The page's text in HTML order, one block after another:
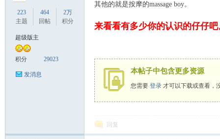
223
主题
464
回帖
2万
积分
超级版主
积分 29023
发消息
其他的就是按摩的massage boy。
来看看有多少你的认识的仔仔吧
本帖子中包含更多资源
您需要 登录才可以下载或查看，
回复